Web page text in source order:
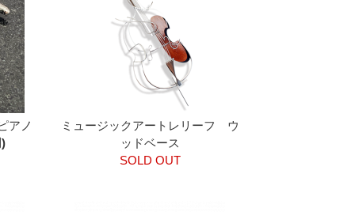
アノ
ミュージックアートレリーフ ウ
ッドベース
SOLD OUT